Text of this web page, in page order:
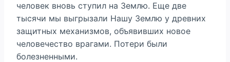
человек вновь ступил на Землю. Еще две
тысячи мы выгрызали Нашу Землю у древних
защитных механизмов, объявивших новое
человечество врагами. Потери были
болезненными.